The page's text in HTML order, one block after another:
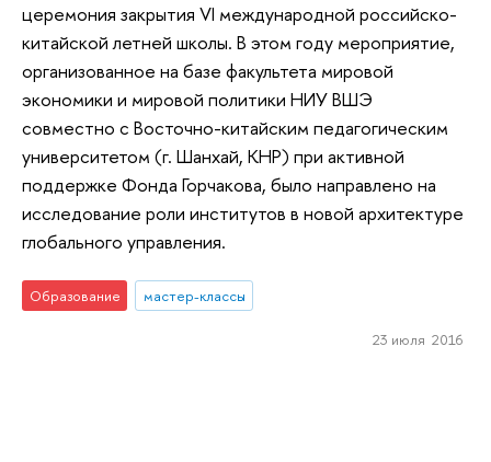
церемония закрытия VI международной российско-
китайской летней школы. В этом году мероприятие,
организованное на базе факультета мировой
экономики и мировой политики НИУ ВШЭ
совместно с Восточно-китайским педагогическим
университетом (г. Шанхай, КНР) при активной
поддержке Фонда Горчакова, было направлено на
исследование роли институтов в новой архитектуре
глобального управления.
Образование мастер-классы
23 июля 2016